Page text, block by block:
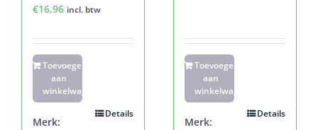
€16,96 incl. btw
Toevoegen
aan
winkelwagen
Details
Merk:
Toevoegen
aan
winkelwagen
Details
Merk: